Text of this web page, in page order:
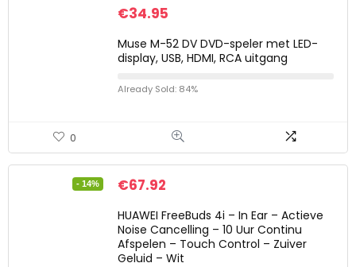
€34.95
Muse M-52 DV DVD-speler met LED-
display, USB, HDMI, RCA uitgang
Already Sold: 84%
0
- 14% €67.92
HUAWEI FreeBuds 4i – In Ear – Actieve
Noise Cancelling – 10 Uur Continu
Afspelen – Touch Control – Zuiver
Geluid – Wit